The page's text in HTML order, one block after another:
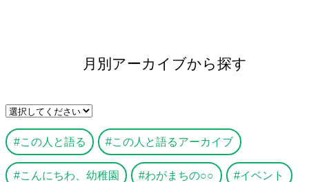
月別アーカイブから探す
この人と語る この人と語るアーカイブ
こんにちわ、幼稚園 わがまちの○○ イベント